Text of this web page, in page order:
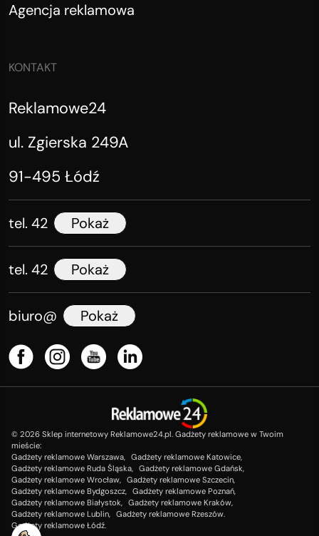
Agencja reklamowa
KONTAKT
Reklamowe24
ul. Zgierska 249A
91-495 Łódź
tel. 42 Pokaż
tel. 42 Pokaż
biuro@ Pokaż
© 2026 Sklep internetowy Reklamowe24.pl. Gadżety reklamowe w Twoim
mieście:
Gadżety reklamowe Warszawa, Gadżety reklamowe Katowice,
Gadżety reklamowe Ruda Śląska, Gadżety reklamowe Gdańsk,
Gadżety reklamowe Wrocław, Gadżety reklamowe Szczecin,
Gadżety reklamowe Bydgoszcz, Gadżety reklamowe Poznań,
Gadżety reklamowe Białystok, Gadżety reklamowe Kraków,
Gadżety reklamowe Lublin, Gadżety reklamowe Rzeszów.
Gadżety reklamowe Łódź.